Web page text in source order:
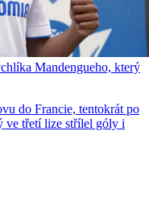
Mandengueho, který
do Francie, tentokrát po
ve třetí lize střílel góly i